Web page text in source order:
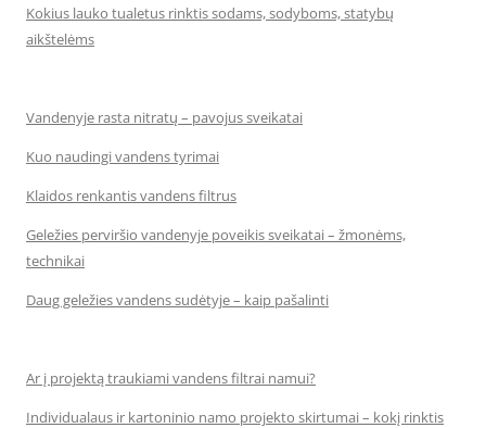
Kokius lauko tualetus rinktis sodams, sodyboms, statybų
aikštelėms
Vandenyje rasta nitratų – pavojus sveikatai
Kuo naudingi vandens tyrimai
Klaidos renkantis vandens filtrus
Geležies perviršio vandenyje poveikis sveikatai – žmonėms,
technikai
Daug geležies vandens sudėtyje – kaip pašalinti
Ar į projektą traukiami vandens filtrai namui?
Individualaus ir kartoninio namo projekto skirtumai – kokį rinktis